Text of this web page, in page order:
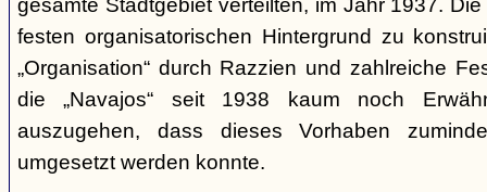
gesamte Stadtgebiet verteilten, im Jahr 1937.
festen organisatorischen Hintergrund zu
„Organisation“ durch Razzien und zahlreiche
die „Navajos“ seit 1938 kaum noch
auszugehen, dass dieses Vorhaben
umgesetzt werden konnte.